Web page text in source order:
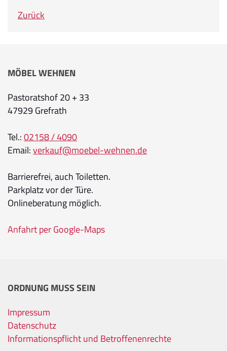
Zurück
MÖBEL WEHNEN
Pastoratshof 20 + 33
47929 Grefrath
Tel.:02158 / 4090
Email:verkauf@moebel-wehnen.de
Barrierefrei, auch Toiletten.
Parkplatz vor der Türe.
Onlineberatung möglich.
Anfahrt per Google-Maps
ORDNUNG MUSS SEIN
Impressum
Datenschutz
Informationspflicht und Betroffenenrechte